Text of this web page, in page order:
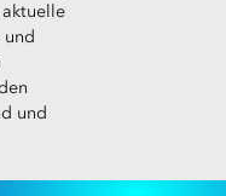
und
und